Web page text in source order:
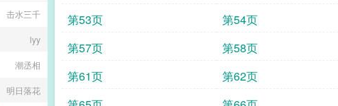
第53页
第54页
第57页
第58页
第61页
第62页
击水三千
lyy
潮丞相
明日落花